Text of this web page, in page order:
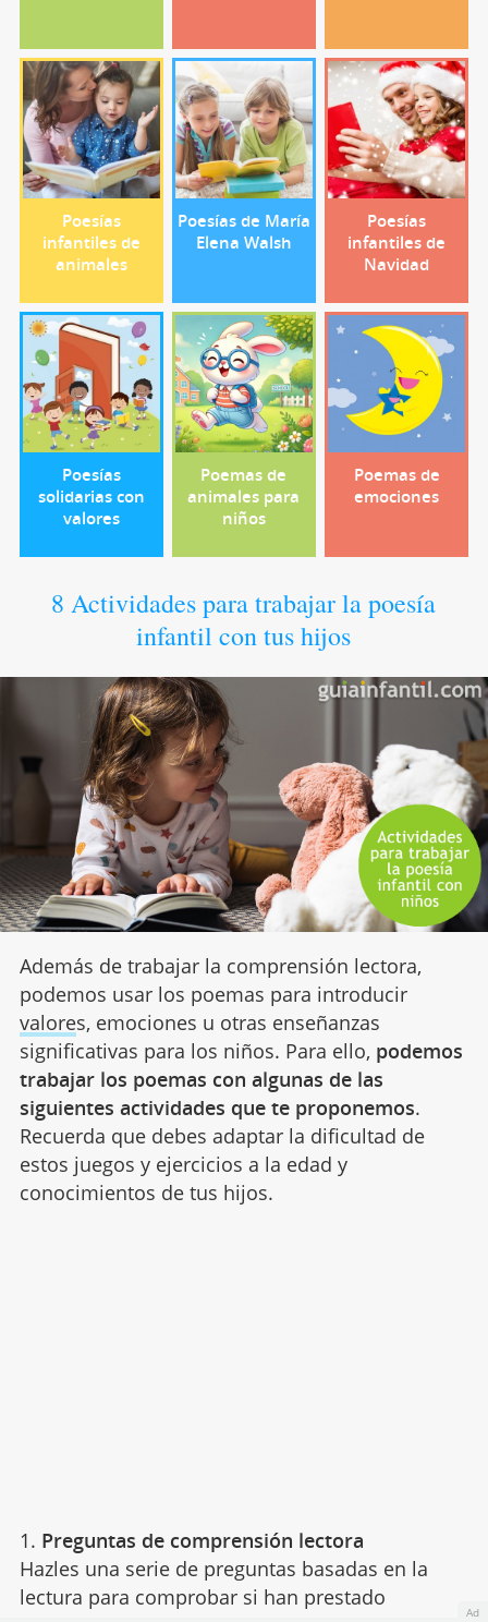
Poesías
infantiles de
animales
Poesías de María
Elena Walsh
Poesías
infantiles de
Navidad
Poesías
solidarias con
valores
Poemas de
animales para
niños
Poemas de
emociones
8 Actividades para trabajar la poesía
infantil con tus hijos
Además de trabajar la comprensión lectora,
podemos usar los poemas para introducir
valores, emociones u otras enseñanzas
significativas para los niños. Para ello, podemos
trabajar los poemas con algunas de las
siguientes actividades que te proponemos.
Recuerda que debes adaptar la dificultad de
estos juegos y ejercicios a la edad y
conocimientos de tus hijos.
1. Preguntas de comprensión lectora
Hazles una serie de preguntas basadas en la
lectura para comprobar si han prestado
Ad